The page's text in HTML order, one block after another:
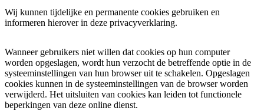
Wij kunnen tijdelijke en permanente cookies gebruiken en
informeren hierover in deze privacyverklaring.
Wanneer gebruikers niet willen dat cookies op hun computer
worden opgeslagen, wordt hun verzocht de betreffende optie in de
systeeminstellingen van hun browser uit te schakelen. Opgeslagen
cookies kunnen in de systeeminstellingen van de browser worden
verwijderd. Het uitsluiten van cookies kan leiden tot functionele
beperkingen van deze online dienst.